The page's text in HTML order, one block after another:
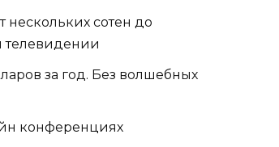
нескольких сотен до
телевидении
за год. Без волшебных
конференциях